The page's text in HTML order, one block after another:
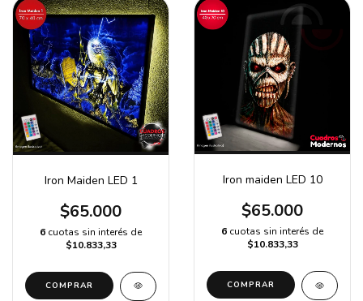
Iron Maiden LED 1
$65.000
6 cuotas sin interés de
$10.833,33
COMPRAR
Iron maiden LED 10
$65.000
6 cuotas sin interés de
$10.833,33
COMPRAR